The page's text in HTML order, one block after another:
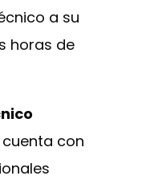
a su
horas de
cuenta con